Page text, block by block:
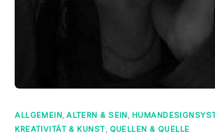
ALLGEMEIN,ALTERN & SEIN,
KREATIVITÄT & KUNST, QUELLEN & QUELLE